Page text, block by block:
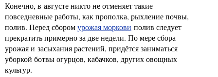
Конечно, в августе никто не отменяет такие
повседневные работы, как прополка, рыхление почвы,
полив. Перед сборомурожая моркови полив следует
прекратить примерно за две недели. По мере сбора
урожая и засыхания растений, придётся заниматься
уборкой ботвы огурцов, кабачков, других овощных
культур.